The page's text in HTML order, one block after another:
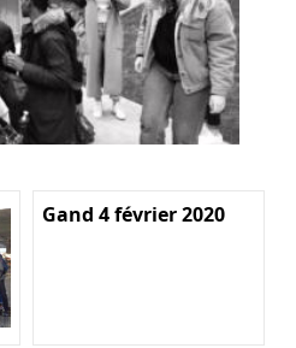
Gand 4 février 2020